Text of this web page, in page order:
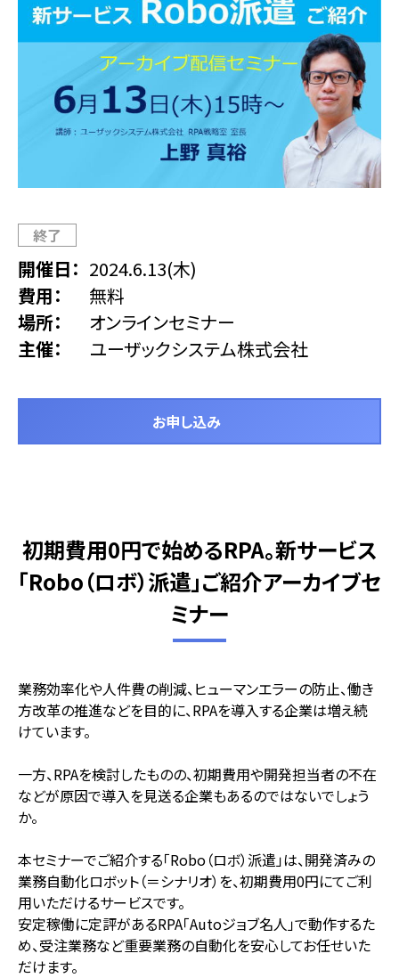
終了
開催日
2024.6.13(木)
費用
無料
場所
オンラインセミナー
主催
ユーザックシステム株式会社
お申し込み
初期費用0円で始めるRPA。新サービス
「Robo（ロボ）派遣」ご紹介アーカイブセ
ミナー
業務効率化や人件費の削減、ヒューマンエラーの防止、働き
方改革の推進などを目的に、RPAを導入する企業は増え続
けています。
一方、RPAを検討したものの、初期費用や開発担当者の不在
などが原因で導入を見送る企業もあるのではないでしょう
か。
本セミナーでご紹介する「Robo（ロボ）派遣」は、開発済みの
業務自動化ロボット（＝シナリオ）を、初期費用0円にてご利
用いただけるサービスです。
安定稼働に定評があるRPA「Autoジョブ名人」で動作するた
め、受注業務など重要業務の自動化を安心してお任せいた
だけます。